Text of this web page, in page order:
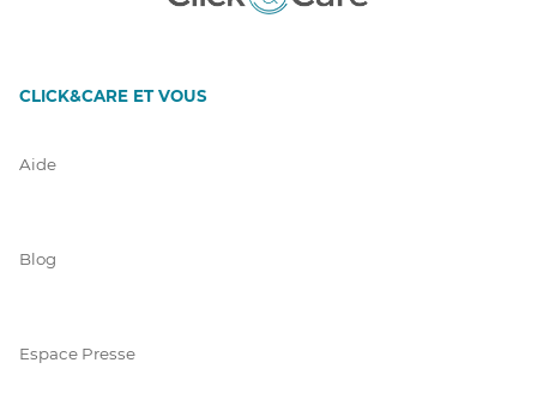
CLICK&CARE ET VOUS
Aide
Blog
Espace Presse